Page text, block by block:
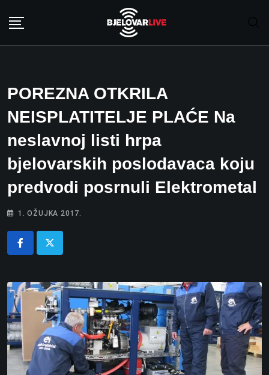
POREZNA OTKRILA
NEISPLATITELJE PLAĆE Na
neslavnoj listi hrpa
bjelovarskih poslodavaca koju
predvodi posrnuli Elektrometal
1. OŽUJKA 2017.